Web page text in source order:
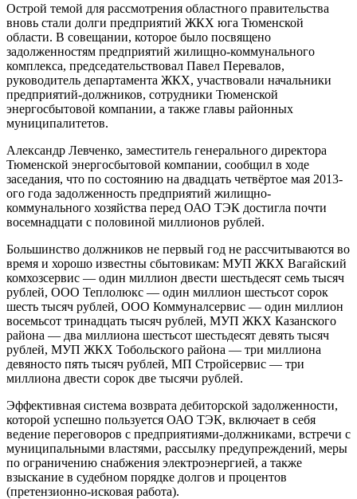
Острой темой для рассмотрения областного правительства
вновь стали долги предприятий ЖКХ юга Тюменской
области. В совещании, которое было посвящено
задолженностям предприятий жилищно-коммунального
комплекса, председательствовал Павел Перевалов,
руководитель департамента ЖКХ, участвовали начальники
предприятий-должников, сотрудники Тюменской
энергосбытовой компании, а также главы районных
муниципалитетов.
Александр Левченко, заместитель генерального директора
Тюменской энергосбытовой компании, сообщил в ходе
заседания, что по состоянию на двадцать четвёртое мая 2013-
ого года задолженность предприятий жилищно-
коммунального хозяйства перед ОАО ТЭК достигла почти
восемнадцати с половиной миллионов рублей.
Большинство должников не первый год не рассчитываются во
время и хорошо известны сбытовикам: МУП ЖКХ Вагайский
комхозсервис — один миллион двести шестьдесят семь тысяч
рублей, ООО Теплолюкс — один миллион шестьсот сорок
шесть тысяч рублей, ООО Коммуналсервис — один миллион
восемьсот тринадцать тысяч рублей, МУП ЖКХ Казанского
района — два миллиона шестьсот шестьдесят девять тысяч
рублей, МУП ЖКХ Тобольского района — три миллиона
девяносто пять тысяч рублей, МП Стройсервис — три
миллиона двести сорок две тысячи рублей.
Эффективная система возврата дебиторской задолженности,
которой успешно пользуется ОАО ТЭК, включает в себя
ведение переговоров с предприятиями-должниками, встречи с
муниципальными властями, рассылку предупреждений, меры
по ограничению снабжения электроэнергией, а также
взыскание в судебном порядке долгов и процентов
(претензионно-исковая работа).